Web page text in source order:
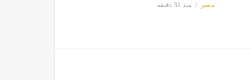
مصر منذ 31 دقيقة